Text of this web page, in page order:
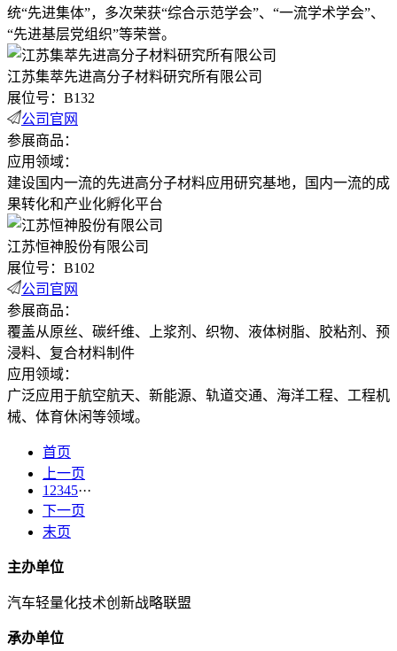
统“先进集体”，多次荣获“综合示范学会”、“一流学术学会”、
“先进基层党组织”等荣誉。
江苏集萃先进高分子材料研究所有限公司
展位号：B132
公司官网
参展商品：
应用领域：
建设国内一流的先进高分子材料应用研究基地，国内一流的成
果转化和产业化孵化平台
江苏恒神股份有限公司
展位号：B102
公司官网
参展商品：
覆盖从原丝、碳纤维、上浆剂、织物、液体树脂、胶粘剂、预
浸料、复合材料制件
应用领域：
广泛应用于航空航天、新能源、轨道交通、海洋工程、工程机
械、体育休闲等领域。
首页
上一页
1 2345···
下一页
末页
主办单位
汽车轻量化技术创新战略联盟
承办单位